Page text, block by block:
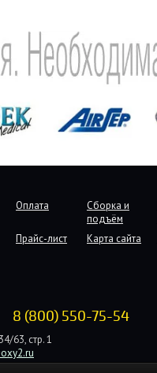
Оплата
Сборка и
подъём
Прайс-лист Карта сайта
8 (800) 550-75-54
63, стр. 1